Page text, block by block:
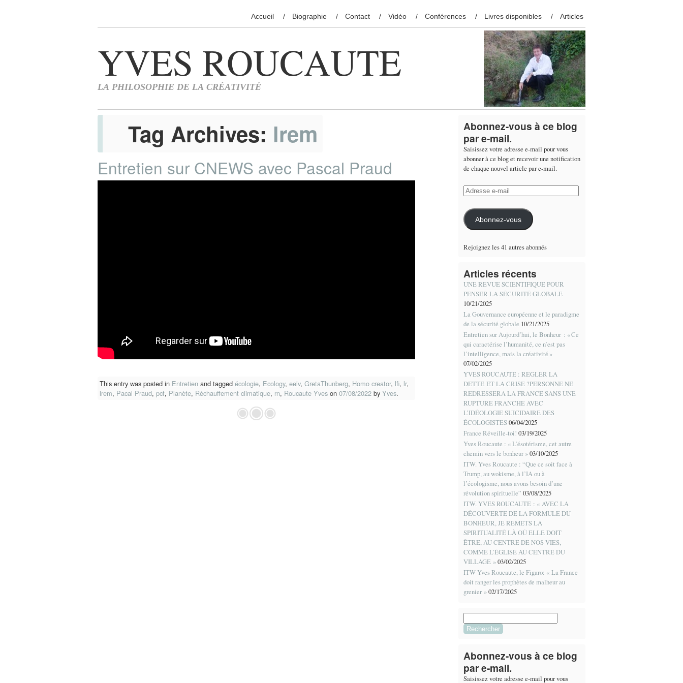
Accueil Biographie Contact Vidéo Conférences Livres disponibles Articles
Tag Archives: lrem
Entretien sur CNEWS avec Pascal Praud
This entry was posted in Entretien and tagged écologie, Ecology, eelv, GretaThunberg, Homo creator, lfi, lr,
lrem, Pacal Praud, pcf, Planète, Réchauffement climatique, rn, Roucaute Yves on 07/08/2022 by Yves.
Abonnez-vous à ce blog
par e-mail.
Saisissez votre adresse e-mail pour vous
abonner à ce blog et recevoir une notification
de chaque nouvel article par e-mail.
Adresse
e-
mail
Abonnez-vous
Rejoignez les 41 autres abonnés
Articles récents
UNE REVUE SCIENTIFIQUE POUR
PENSER LA SÉCURITÉ GLOBALE
10/21/2025
La Gouvernance européenne et le paradigme
de la sécurité globale 10/21/2025
Entretien sur Aujourd’hui, le Bonheur : « Ce
qui caractérise l’humanité, ce n’est pas
l’intelligence, mais la créativité »
07/02/2025
YVES ROUCAUTE : REGLER LA
DETTE ET LA CRISE ?PERSONNE NE
REDRESSERA LA FRANCE SANS UNE
RUPTURE FRANCHE AVEC
L’IDÉOLOGIE SUICIDAIRE DES
ÉCOLOGISTES06/04/2025
France Réveille-toi! 03/19/2025
Yves Roucaute : « L’ésotérisme, cet autre
chemin vers le bonheur »03/10/2025
ITW. Yves Roucaute : “Que ce soit face à
Trump, au wokisme, à l’IA ou à
l’écologisme, nous avons besoin d’une
révolution spirituelle” 03/08/2025
ITW. YVES ROUCAUTE : « AVEC LA
DÉCOUVERTE DE LA FORMULE DU
BONHEUR, JE REMETS LA
SPIRITUALITÉ LÀ OÙ ELLE DOIT
ÊTRE, AU CENTRE DE NOS VIES,
COMME L’ÉGLISE AU CENTRE DU
VILLAGE »03/02/2025
ITW Yves Roucaute, le Figaro: « La France
doit ranger les prophètes de malheur au
grenier »02/17/2025
Abonnez-vous à ce blog
par e-mail.
Saisissez votre adresse e-mail pour vous